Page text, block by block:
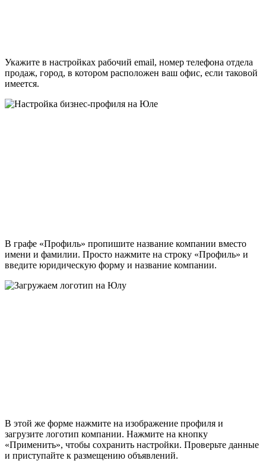
Укажите в настройках рабочий email, номер телефона отдела
продаж, город, в котором расположен ваш офис, если таковой
имеется.
В графе «Профиль» пропишите название компании вместо
имени и фамилии. Просто нажмите на строку «Профиль» и
введите юридическую форму и название компании.
В этой же форме нажмите на изображение профиля и
загрузите логотип компании. Нажмите на кнопку
«Применить», чтобы сохранить настройки. Проверьте данные
и приступайте к размещению объявлений.